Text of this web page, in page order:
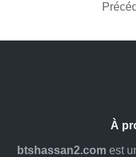
À
btshassan2.com est